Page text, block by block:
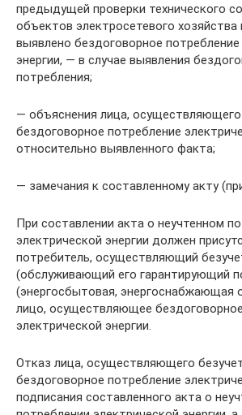
предыдущей проверки технического
объектов электросетевого хозяйства
выявлено бездоговорное потребление
энергии, — в случае выявления
потребления;
— объяснения лица, осуществляющего
бездоговорное потребление
относительно выявленного факта;
— замечания к составленному акту
При составлении акта о неучтенном
электрической энергии должен
потребитель, осуществляющий
(обслуживающий его гарантирующий
(энергосбытовая, энергоснабжающая
лицо, осуществляющее
электрической энергии.
Отказ лица, осуществляющего
бездоговорное потребление
подписания составленного акта о